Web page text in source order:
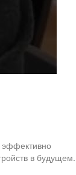
эффективно
в будущем.